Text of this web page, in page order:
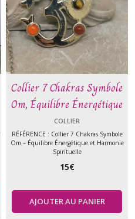
Collier 7 Chakras Symbole
Om, Équilibre Énergétique
et Harmonie Spirituelle
COLLIER
RÉFÉRENCE : Collier 7 Chakras Symbole
Om – Équilibre Énergétique et Harmonie
Spirituelle
15€
AJOUTER AU PANIER